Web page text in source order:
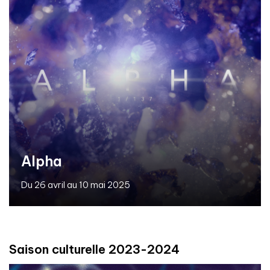
Alpha
Du 26 avril au 10 mai 2025
Saison culturelle 2023-2024